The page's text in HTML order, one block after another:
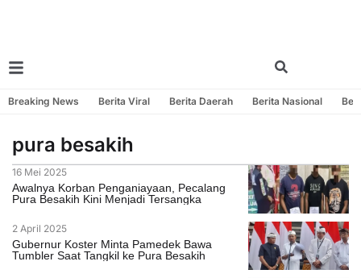
Breaking News Berita Viral Berita Daerah Berita Nasional
pura besakih
16 Mei 2025
Awalnya Korban Penganiayaan, Pecalang
Pura Besakih Kini Menjadi Tersangka
2 April 2025
Gubernur Koster Minta Pamedek Bawa
Tumbler Saat Tangkil ke Pura Besakih